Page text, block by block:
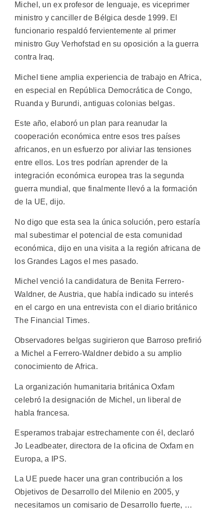
Michel, un ex profesor de lenguaje, es viceprimer
ministro y canciller de Bélgica desde 1999. El
funcionario respaldó fervientemente al primer
ministro Guy Verhofstad en su oposición a la guerra
contra Iraq.
Michel tiene amplia experiencia de trabajo en Africa,
en especial en República Democrática de Congo,
Ruanda y Burundi, antiguas colonias belgas.
Este año, elaboró un plan para reanudar la
cooperación económica entre esos tres países
africanos, en un esfuerzo por aliviar las tensiones
entre ellos. Los tres podrían aprender de la
integración económica europea tras la segunda
guerra mundial, que finalmente llevó a la formación
de la UE, dijo.
No digo que esta sea la única solución, pero estaría
mal subestimar el potencial de esta comunidad
económica, dijo en una visita a la región africana de
los Grandes Lagos el mes pasado.
Michel venció la candidatura de Benita Ferrero-
Waldner, de Austria, que había indicado su interés
en el cargo en una entrevista con el diario británico
The Financial Times.
Observadores belgas sugirieron que Barroso prefirió
a Michel a Ferrero-Waldner debido a su amplio
conocimiento de Africa.
La organización humanitaria británica Oxfam
celebró la designación de Michel, un liberal de
habla francesa.
Esperamos trabajar estrechamente con él, declaró
Jo Leadbeater, directora de la oficina de Oxfam en
Europa, a IPS.
La UE puede hacer una gran contribución a los
Objetivos de Desarrollo del Milenio en 2005, y
necesitamos un comisario de Desarrollo fuerte, …